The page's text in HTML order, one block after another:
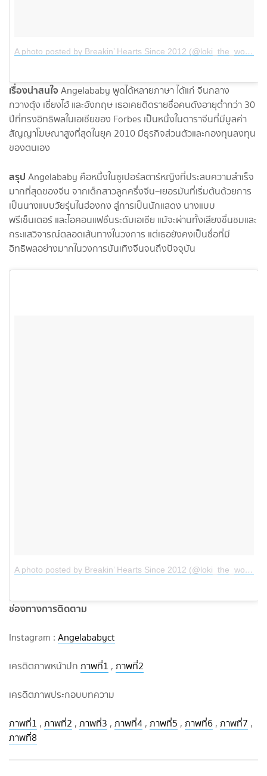
A photo posted by Breakin’ Hearts Since 2012 (@loki_the_wolfdog)
เรื่องน่าสนใจ Angelababy พูดได้หลายภาษา ได้แก่ จีนกลาง
กวางตุ้ง เซี่ยงไฮ้ และอังกฤษ เธอเคยติดรายชื่อคนดังอายุต่ำกว่า 30
ปีที่ทรงอิทธิพลในเอเชียของ Forbes เป็นหนึ่งในดาราจีนที่มีมูลค่า
สัญญาโฆษณาสูงที่สุดในยุค 2010 มีธุรกิจส่วนตัวและกองทุนลงทุน
ของตนเอง
สรุป Angelababy คือหนึ่งในซูเปอร์สตาร์หญิงที่ประสบความสำเร็จ
มากที่สุดของจีน จากเด็กสาวลูกครึ่งจีน–เยอรมันที่เริ่มต้นด้วยการ
เป็นนางแบบวัยรุ่นในฮ่องกง สู่การเป็นนักแสดง นางแบบ
พรีเซ็นเตอร์ และไอคอนแฟชั่นระดับเอเชีย แม้จะผ่านทั้งเสียงชื่นชมและ
กระแสวิจารณ์ตลอดเส้นทางในวงการ แต่เธอยังคงเป็นชื่อที่มี
อิทธิพลอย่างมากในวงการบันเทิงจีนจนถึงปัจจุบัน
A photo posted by Breakin’ Hearts Since 2012 (@loki_the_wolfdog)
ช่องทางการติดตาม
Instagram : Angelababyct
เครดิตภาพหน้าปก ภาพที่1 , ภาพที่2
เครดิตภาพประกอบบทความ
ภาพที่1 , ภาพที่2 , ภาพที่3 , ภาพที่4 , ภาพที่5 , ภาพที่6 , ภาพที่7 ,
ภาพที่8